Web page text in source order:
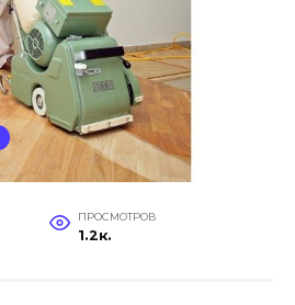
ПРОСМОТРОВ
1.2к.